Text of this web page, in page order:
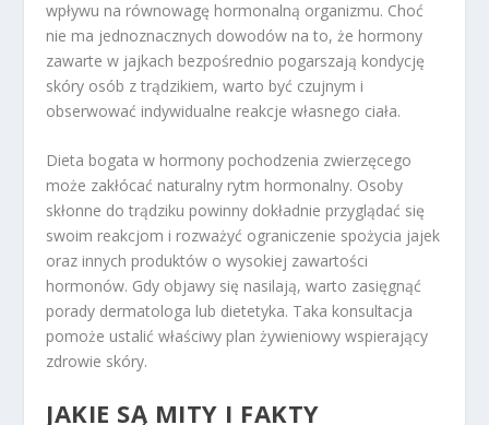
wpływu na równowagę hormonalną organizmu. Choć
nie ma jednoznacznych dowodów na to, że hormony
zawarte w jajkach bezpośrednio pogarszają kondycję
skóry osób z trądzikiem, warto być czujnym i
obserwować indywidualne reakcje własnego ciała.
Dieta bogata w hormony pochodzenia zwierzęcego
może zakłócać naturalny rytm hormonalny. Osoby
skłonne do trądziku powinny dokładnie przyglądać się
swoim reakcjom i rozważyć ograniczenie spożycia jajek
oraz innych produktów o wysokiej zawartości
hormonów. Gdy objawy się nasilają, warto zasięgnąć
porady dermatologa lub dietetyka. Taka konsultacja
pomoże ustalić właściwy plan żywieniowy wspierający
zdrowie skóry.
JAKIE SĄ MITY I FAKTY